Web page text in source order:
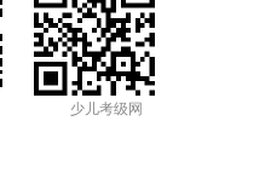
少儿考级网